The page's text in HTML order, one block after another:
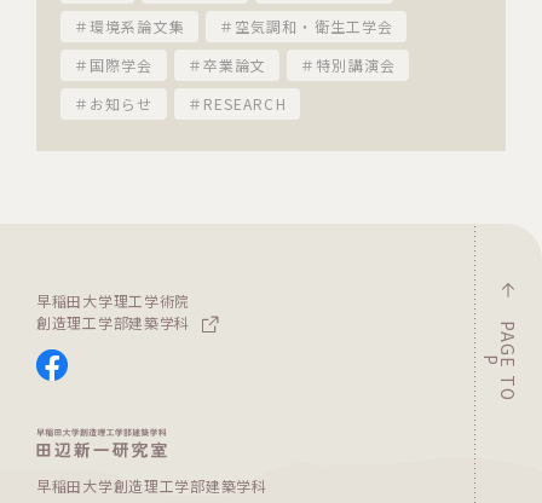
＃環境系論文集
＃空気調和・衛生工学会
＃国際学会
＃卒業論文
＃特別講演会
＃お知らせ
＃RESEARCH
P
A
G
ET
O
P
早稲田大学理工学術院
創造理工学部建築学科
早稲田大学創造理工学部建築学科